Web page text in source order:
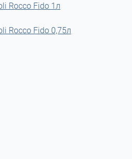
Rocco Fido 1л
Rocco Fido 0,75л